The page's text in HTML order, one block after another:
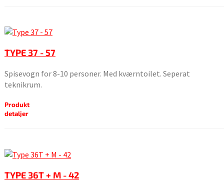
TYPE 37 - 57
Spisevogn for 8-10 personer. Med kværntoilet. Seperat
teknikrum.
Produkt
detaljer
TYPE 36T + M - 42